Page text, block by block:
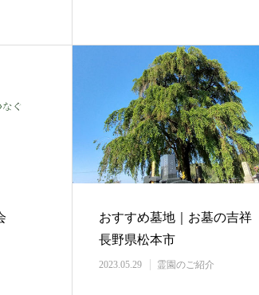
おすすめ墓地｜お墓の吉祥
長野県松本市
2023.05.29 霊園のご紹介